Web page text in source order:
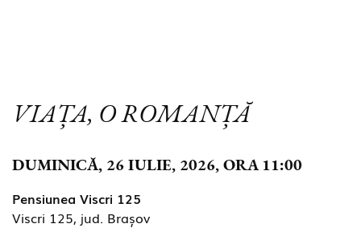
VIAȚA, O ROMANȚĂ
DUMINICĂ, 26 IULIE, 2026, ORA 11:00
Pensiunea Viscri 125
Viscri 125, jud. Brașov